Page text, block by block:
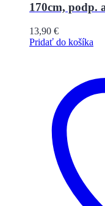
170cm, podp.
13,90 €
Pridať do košíka